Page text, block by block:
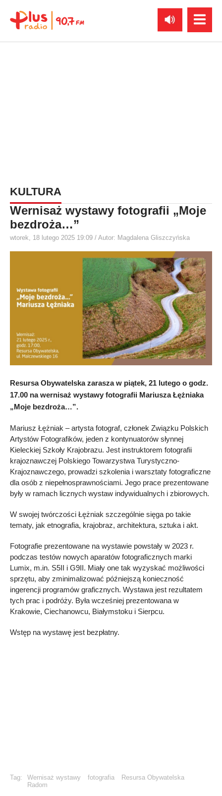
KULTURA
Wernisaż wystawy fotografii „Moje
bezdroża…”
wtorek, 18 lutego 2025 19:09 / Autor: Magdalena Gliszczyńska
Resursa Obywatelska zarasza w piątek, 21 lutego o godz.
17.00 na wernisaż wystawy fotografii Mariusza Łężniaka
„Moje bezdroża…”.
Mariusz Łężniak – artysta fotograf, członek Związku Polskich
Artystów Fotografików, jeden z kontynuatorów słynnej
Kieleckiej Szkoły Krajobrazu. Jest instruktorem fotografii
krajoznawczej Polskiego Towarzystwa Turystyczno-
Krajoznawczego, prowadzi szkolenia i warsztaty fotograficzne
dla osób z niepełnosprawnościami. Jego prace prezentowane
były w ramach licznych wystaw indywidualnych i zbiorowych.
W swojej twórczości Łężniak szczególnie sięga po takie
tematy, jak etnografia, krajobraz, architektura, sztuka i akt.
Fotografie prezentowane na wystawie powstały w 2023 r.
podczas testów nowych aparatów fotograficznych marki
Lumix, m.in. S5II i G9II. Miały one tak wyzyskać możliwości
sprzętu, aby zminimalizować późniejszą konieczność
ingerencji programów graficznych. Wystawa jest rezultatem
tych prac i podróży. Była wcześniej prezentowana w
Krakowie, Ciechanowcu, Białymstoku i Sierpcu.
Wstęp na wystawę jest bezpłatny.
Tag: Wernisaż wystawy fotografia
Resursa Obywatelska
Radom